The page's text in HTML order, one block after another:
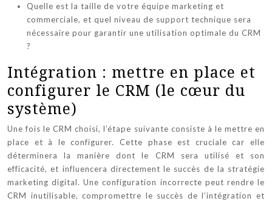
Quelle est la taille de votre équipe marketing et
commerciale, et quel niveau de support technique sera
nécessaire pour garantir une utilisation optimale du CRM
?
Intégration : mettre en place et
configurer le CRM (le cœur du
système)
Une fois le CRM choisi, l’étape suivante consiste à le mettre en
place et à le configurer. Cette phase est cruciale car elle
déterminera la manière dont le CRM sera utilisé et son
efficacité, et influencera directement le succès de la stratégie
marketing digital. Une configuration incorrecte peut rendre le
CRM inutilisable, compromettre le succès de l’intégration et